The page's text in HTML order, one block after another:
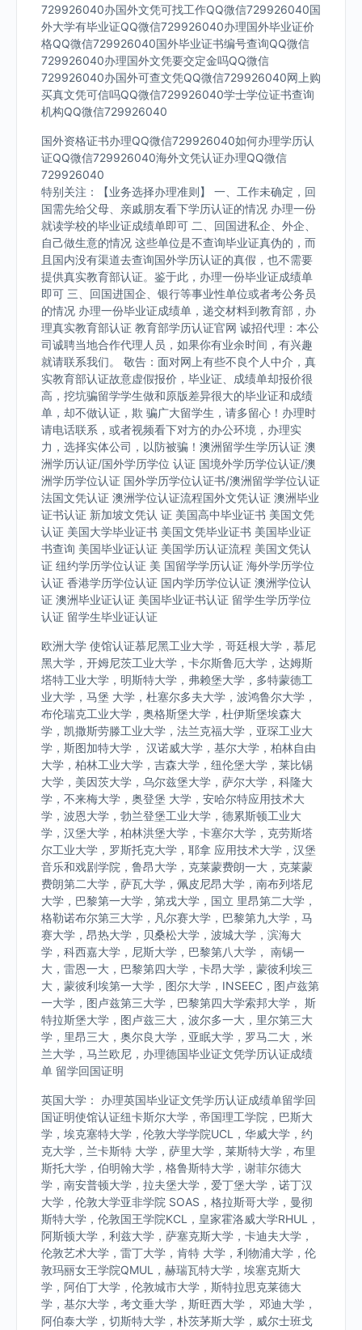
729926040办国外文凭可找工作QQ微信729926040国
外大学有毕业证QQ微信729926040办理国外毕业证价
格QQ微信729926040国外毕业证书编号查询QQ微信
729926040办理国外文凭要交定金吗QQ微信
729926040办国外可查文凭QQ微信729926040网上购
买真文凭可信吗QQ微信729926040学士学位证书查询
机构QQ微信729926040
国外资格证书办理QQ微信729926040如何办理学历认
证QQ微信729926040海外文凭认证办理QQ微信
729926040
特别关注：【业务选择办理准则】 一、工作未确定，回
国需先给父母、亲戚朋友看下学历认证的情况 办理一份
就读学校的毕业证成绩单即可 二、回国进私企、外企、
自己做生意的情况 这些单位是不查询毕业证真伪的，而
且国内没有渠道去查询国外学历认证的真假，也不需要
提供真实教育部认证。鉴于此，办理一份毕业证成绩单
即可 三、回国进国企、银行等事业性单位或者考公务员
的情况 办理一份毕业证成绩单，递交材料到教育部，办
理真实教育部认证 教育部学历认证官网 诚招代理：本公
司诚聘当地合作代理人员，如果你有业余时间，有兴趣
就请联系我们。 敬告：面对网上有些不良个人中介，真
实教育部认证故意虚假报价，毕业证、成绩单却报价很
高，挖坑骗留学学生做和原版差异很大的毕业证和成绩
单，却不做认证，欺 骗广大留学生，请多留心！办理时
请电话联系，或者视频看下对方的办公环境，办理实
力，选择实体公司，以防被骗！澳洲留学生学历认证 澳
洲学历认证/国外学历学位 认证 国境外学历学位认证/澳
洲学历学位认证 国外学历学位认证书/澳洲留学学位认证
法国文凭认证 澳洲学位认证流程国外文凭认证 澳洲毕业
证书认证 新加坡文凭认 证 美国高中毕业证书 美国文凭
认证 美国大学毕业证书 美国文凭毕业证书 美国毕业证
书查询 美国毕业证认证 美国学历认证流程 美国文凭认
证 纽约学历学位认证 美 国留学学历认证 海外学历学位
认证 香港学历学位认证 国内学历学位认证 澳洲学位认
证 澳洲毕业证认证 美国毕业证书认证 留学生学历学位
认证 留学生毕业证认证
欧洲大学 使馆认证慕尼黑工业大学，哥廷根大学，慕尼
黑大学，开姆尼茨工业大学，卡尔斯鲁厄大学，达姆斯
塔特工业大学，明斯特大学，弗赖堡大学，多特蒙德工
业大学，马堡 大学，杜塞尔多夫大学，波鸿鲁尔大学，
布伦瑞克工业大学，奥格斯堡大学，杜伊斯堡埃森大
学，凯撒斯劳滕工业大学，法兰克福大学，亚琛工业大
学，斯图加特大学， 汉诺威大学，基尔大学，柏林自由
大学，柏林工业大学，吉森大学，纽伦堡大学，莱比锡
大学，美因茨大学，乌尔兹堡大学，萨尔大学，科隆大
学，不来梅大学，奥登堡 大学，安哈尔特应用技术大
学，波恩大学，勃兰登堡工业大学，德累斯顿工业大
学，汉堡大学，柏林洪堡大学，卡塞尔大学，克劳斯塔
尔工业大学，罗斯托克大学，耶拿 应用技术大学，汉堡
音乐和戏剧学院，鲁昂大学，克莱蒙费朗一大，克莱蒙
费朗第二大学，萨瓦大学，佩皮尼昂大学，南布列塔尼
大学，巴黎第一大学，第戎大学，国立 里昂第二大学，
格勒诺布尔第三大学，凡尔赛大学，巴黎第九大学，马
赛大学，昂热大学，贝桑松大学，波城大学，滨海大
学，科西嘉大学，尼斯大学，巴黎第八大学， 南锡一
大，雷恩一大，巴黎第四大学，卡昂大学，蒙彼利埃三
大，蒙彼利埃第一大学，图尔大学，INSEEC，图卢兹第
一大学，图卢兹第三大学，巴黎第四大学索邦大学， 斯
特拉斯堡大学，图卢兹三大，波尔多一大，里尔第三大
学，里昂三大，奥尔良大学，亚眠大学，罗马二大，米
兰大学，马兰欧尼，办理德国毕业证文凭学历认证成绩
单 留学回国证明
英国大学： 办理英国毕业证文凭学历认证成绩单留学回
国证明使馆认证纽卡斯尔大学，帝国理工学院，巴斯大
学，埃克塞特大学，伦敦大学学院UCL，华威大学，约
克大学，兰卡斯特 大学，萨里大学，莱斯特大学，布里
斯托大学，伯明翰大学，格鲁斯特大学，谢菲尔德大
学，南安普顿大学，拉夫堡大学，爱丁堡大学，诺丁汉
大学，伦敦大学亚非学院 SOAS，格拉斯哥大学，曼彻
斯特大学，伦敦国王学院KCL，皇家霍洛威大学RHUL，
阿斯顿大学，利兹大学，萨塞克斯大学，卡迪夫大学，
伦敦艺术大学，雷丁大学，肯特 大学，利物浦大学，伦
敦玛丽女王学院QMUL，赫瑞瓦特大学，埃塞克斯大
学，阿伯丁大学，伦敦城市大学，斯特拉思克莱德大
学，基尔大学，考文垂大学，斯旺西大学， 邓迪大学，
阿伯泰大学，切斯特大学，朴茨茅斯大学，威尔士班戈